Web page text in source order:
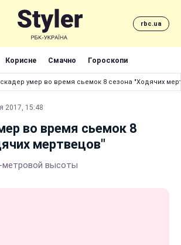
rbc.ua
Корисне Смачно Гороскопи
умер во время сьемок 8 сезона "Ходячих
2017, 15:48
во время сьемок 8
мертвецов"
метровой высоты